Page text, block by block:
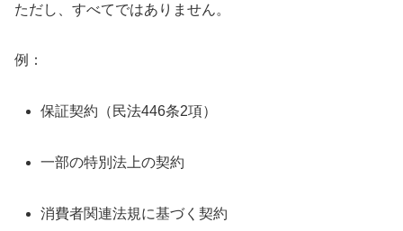
ただし、すべてではありません。
例：
保証契約（民法446条2項）
一部の特別法上の契約
消費者関連法規に基づく契約